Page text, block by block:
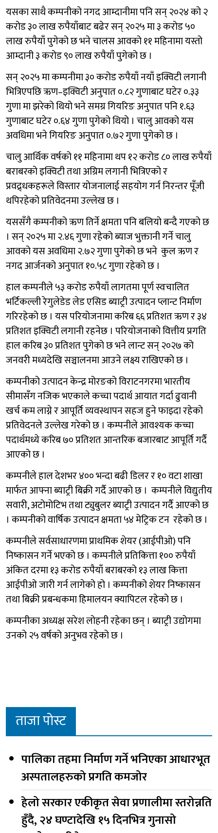
यसका साथै कम्पनीको नगद आम्दानीमा पनि सन् २०२४ को २
करोड ३० लाख रुपैयाँबाट बढेर सन् २०२५ मा ३ करोड ५०
लाख रुपैयाँ पुगेको छ भने चालस आवको ११ महिनामा यस्तो
आम्दानी ३ करोड ९० लाख रुपैयाँ पुगेको छ ।
सन् २०२५ मा कम्पनीमा ३० करोड रुपैयाँ नयाँ इक्विटी लगानी
भित्रिएपछि ऋण–इक्विटी अनुपात ०.८२ गुणाबाट घटेर ०.३३
गुणा मा झरेको थियो भने समग्र गियरिङ अनुपात पनि १.६३
गुणाबाट घटेर ०.६४ गुणा पुगेको थियो । चालु आवको यस
अवधिमा भने गियरिङ अनुपात ०.७२ गुणा पुगेको छ ।
चालु आर्थिक वर्षको ११ महिनामा थप १२ करोड ८० लाख रुपैयाँ
बराबरको इक्विटी तथा अग्रिम लगानी भित्रिएको र
प्रवद्र्धकहरूले विस्तार योजनालाई सहयोग गर्न निरन्तर पूँजी
थपिरहेको प्रतिवेदनमा उल्लेख छ ।
यससँगै कम्पनीको ऋण तिर्ने क्षमता पनि बलियो बन्दै गएको छ
। सन् २०२५ मा २.४६ गुणा रहेको ब्याज भुक्तानी गर्ने चालु
आवको यस अवधिमा २.७२ गुणा पुगेको छ भने कुल ऋण र
नगद आर्जनको अनुपात १०.५८ गुणा रहेको छ ।
हाल कम्पनीले ५३ करोड रुपैयाँ लागतमा पूर्ण स्वचालित
भर्टिकल्ली रेगुलेडेड लेड एसिड ब्याट्री उत्पादन प्लान्ट निर्माण
गरिरहेको छ । यस परियोजनामा करिब ६६ प्रतिशत ऋण र ३४
प्रतिशत इक्विटी लगानी रहनेछ । परियोजनाको वित्तीय प्रगति
हाल करिब ३० प्रतिशत पुगेको छ भने लान्ट सन् २०२७ को
जनवरी मध्यदेखि सञ्चालनमा आउने लक्ष्य राखिएको छ ।
कम्पनीको उत्पादन केन्द्र मोरङको विराटनगरमा भारतीय
सीमासँग नजिक भएकाले कच्चा पदार्थ आयात गर्दा ढुवानी
खर्च कम लाग्ने र आपूर्ति व्यवस्थापन सहज हुने फाइदा रहेको
प्रतिवेदनले उल्लेख गरेको छ । कम्पनीले आवश्यक कच्चा
पदार्थमध्ये करिब ७० प्रतिशत आन्तरिक बजारबाट आपूर्ति गर्दै
आएको छ ।
कम्पनीले हाल देशभर ४०० भन्दा बढी डिलर र १० वटा शाखा
मार्फत आफ्ना ब्याट्री बिक्री गर्दै आएको छ । कम्पनीले विद्युतीय
सवारी, अटोमोटिभ तथा ट्युबुलर ब्याट्री उत्पादन गर्दै आएको छ
। कम्पनीको वार्षिक उत्पादन क्षमता ५४ मेट्रिक टन रहेको छ ।
कम्पनीले सर्वसाधारणमा प्राथमिक शेयर (आईपीओ) पनि
निष्कासन गर्ने भएको छ । कम्पनीले प्रतिकित्ता १०० रुपैयाँ
अंकित दरमा १३ करोड रुपैयाँ बराबरको १३ लाख कित्ता
आईपीओ जारी गर्न लागेको हो । कम्पनीको शेयर निष्कासन
तथा बिक्री प्रबन्धकमा हिमालयन क्यापिटल रहेको छ ।
कम्पनीका अध्यक्ष सरेश लोहनी रहेका छन् । ब्याट्री उद्योगमा
उनको २५ वर्षको अनुभव रहेको छ ।
ताजा पोस्ट
पालिका तहमा निर्माण गर्ने भनिएका आधारभूत
अस्पतालहरुको प्रगति कमजोर
हेलो सरकार एकीकृत सेवा प्रणालीमा स्तरोन्नति
हुँदै, २४ घण्टादेखि १५ दिनभित्र गुनासो